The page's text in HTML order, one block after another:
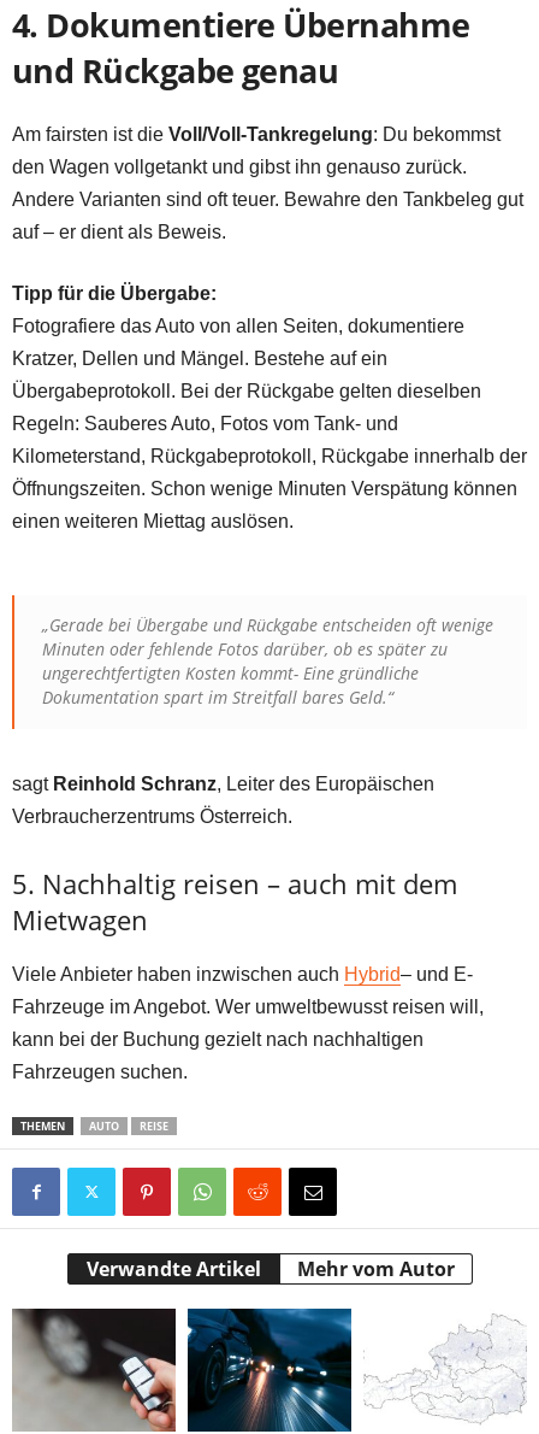
4. Dokumentiere Übernahme
und Rückgabe genau
Am fairsten ist die Voll/Voll-Tankregelung: Du bekommst
den Wagen vollgetankt und gibst ihn genauso zurück.
Andere Varianten sind oft teuer. Bewahre den Tankbeleg gut
auf – er dient als Beweis.
Tipp für die Übergabe:
Fotografiere das Auto von allen Seiten, dokumentiere
Kratzer, Dellen und Mängel. Bestehe auf ein
Übergabeprotokoll. Bei der Rückgabe gelten dieselben
Regeln: Sauberes Auto, Fotos vom Tank- und
Kilometerstand, Rückgabeprotokoll, Rückgabe innerhalb der
Öffnungszeiten. Schon wenige Minuten Verspätung können
einen weiteren Miettag auslösen.
„Gerade bei Übergabe und Rückgabe entscheiden oft wenige
Minuten oder fehlende Fotos darüber, ob es später zu
ungerechtfertigten Kosten kommt- Eine gründliche
Dokumentation spart im Streitfall bares Geld.“
sagt Reinhold Schranz, Leiter des Europäischen
Verbraucherzentrums Österreich.
5. Nachhaltig reisen – auch mit dem
Mietwagen
Viele Anbieter haben inzwischen auch Hybrid– und E-
Fahrzeuge im Angebot. Wer umweltbewusst reisen will,
kann bei der Buchung gezielt nach nachhaltigen
Fahrzeugen suchen.
THEMEN AUTO REISE
Verwandte Artikel Mehr vom Autor